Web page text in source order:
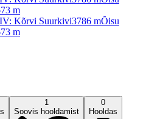
m
Kõrvi Suurkivi3786 mÕisu
m
1
Soovis hooldamist
0
Hooldas